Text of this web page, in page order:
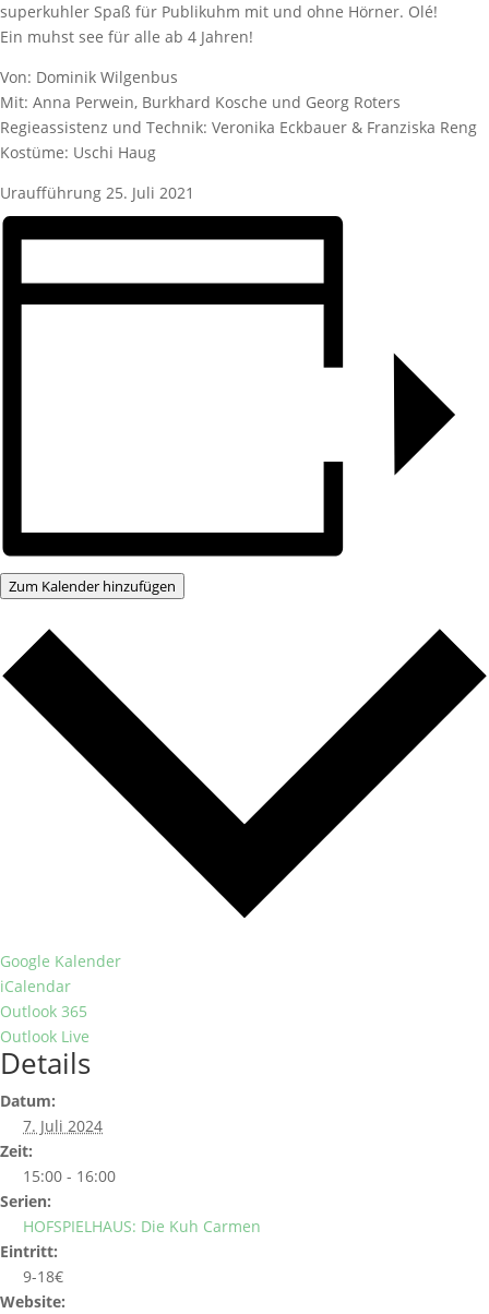
superkuhler Spaß für Publikuhm mit und ohne Hörner. Olé!
Ein muhst see für alle ab 4 Jahren!
Von: Dominik Wilgenbus
Mit: Anna Perwein, Burkhard Kosche und Georg Roters
Regieassistenz und Technik: Veronika Eckbauer & Franziska Reng
Kostüme: Uschi Haug
Uraufführung 25. Juli 2021
Zum Kalender hinzufügen
Google Kalender
iCalendar
Outlook 365
Outlook Live
Details
Datum:
7. Juli 2024
Zeit:
15:00 - 16:00
Serien:
HOFSPIELHAUS: Die Kuh Carmen
Eintritt:
9-18€
Website: